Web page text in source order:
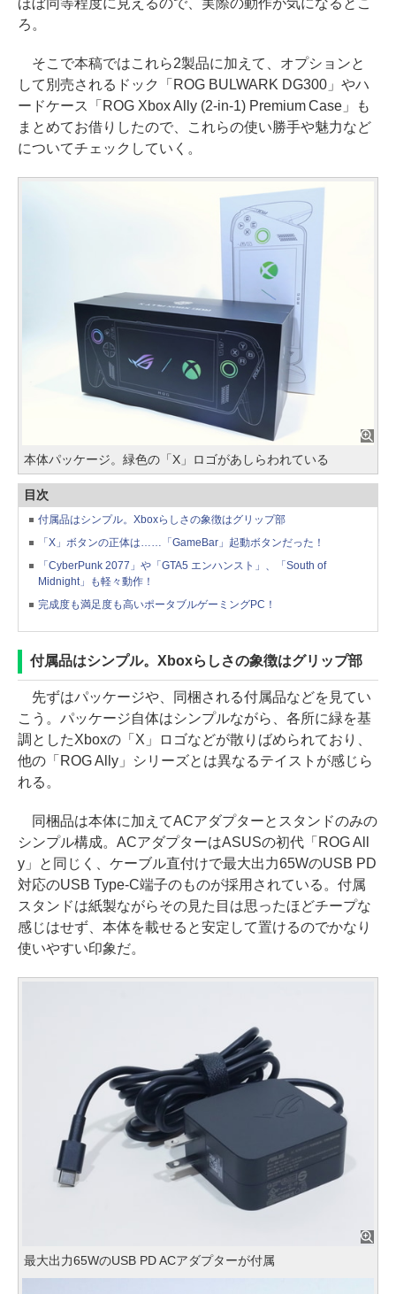
ほぼ同等程度に見えるので、実際の動作が気になるとこ
ろ。
そこで本稿ではこれら2製品に加えて、オプションと
して別売されるドック「ROG BULWARK DG300」やハ
ードケース「ROG Xbox Ally (2-in-1) Premium Case」も
まとめてお借りしたので、これらの使い勝手や魅力など
についてチェックしていく。
本体パッケージ。緑色の「X」ロゴがあしらわれている
目次
付属品はシンプル。Xboxらしさの象徴はグリップ部
「X」ボタンの正体は……「GameBar」起動ボタンだった！
「CyberPunk 2077」や「GTA5 エンハンスト」、「South of
Midnight」も軽々動作！
完成度も満足度も高いポータブルゲーミングPC！
付属品はシンプル。Xboxらしさの象徴はグリップ部
先ずはパッケージや、同梱される付属品などを見てい
こう。パッケージ自体はシンプルながら、各所に緑を基
調としたXboxの「X」ロゴなどが散りばめられており、
他の「ROG Ally」シリーズとは異なるテイストが感じら
れる。
同梱品は本体に加えてACアダプターとスタンドのみの
シンプル構成。ACアダプターはASUSの初代「ROG All
y」と同じく、ケーブル直付けで最大出力65WのUSB PD
対応のUSB Type-C端子のものが採用されている。付属
スタンドは紙製ながらその見た目は思ったほどチープな
感じはせず、本体を載せると安定して置けるのでかなり
使いやすい印象だ。
最大出力65WのUSB PD ACアダプターが付属